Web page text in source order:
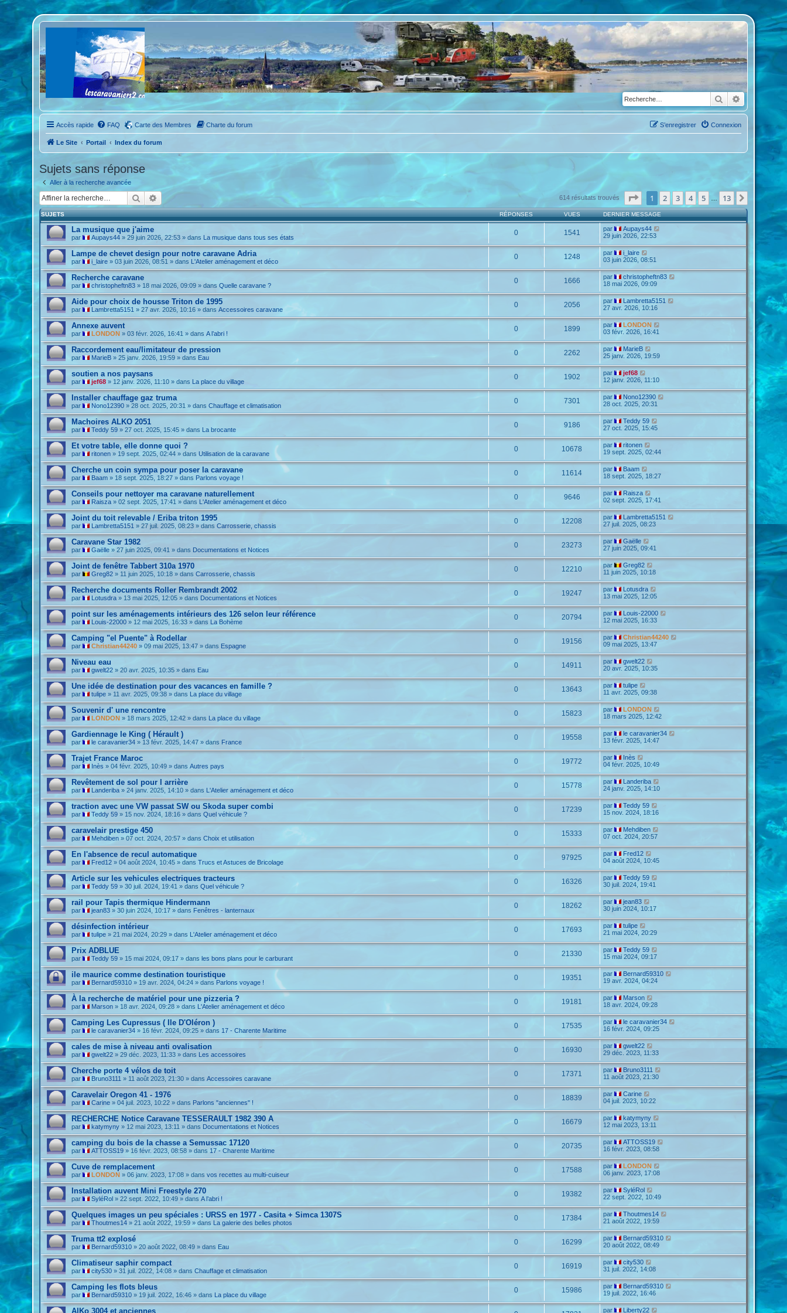
Rechercher
Accès rapide FAQ Carte des Membres Charte du forum Connexion
S’enregistrer
Le Site Portail Index du forum
Sujets sans réponse
Aller à la recherche avancée
RechercherRecherche avancée 614 résultats trouvés Page sur13
1 2 3 4 5 13 Suivante
SUJETS RÉPONSES VUES DERNIER MESSAGE
La musique que j'aime
par Aupays44 »29 juin 2026, 22:53 » dans La musique dans tous ses états
0 1541 par
Aupays44
29 juin 2026, 22:53
Lampe de chevet design pour notre caravane Adria
par i_laire »03 juin 2026, 08:51 » dans L'Atelier aménagement et déco
0 1248 par
i_laire
03 juin 2026, 08:51
Recherche caravane
par christopheftn83 » 18 mai 2026, 09:09 » dansQuelle caravane ?
0 1666 par
christopheftn83
18 mai 2026, 09:09
Aide pour choix de housse Triton de 1995
par Lambretta5151 »27 avr. 2026, 10:16 » dansAccessoires caravane
0 2056 par
Lambretta5151
27 avr. 2026, 10:16
Annexe auvent
par LONDON »03 févr. 2026, 16:41 » dansA l’abri !
0 1899 par
LONDON
03 févr. 2026, 16:41
Raccordement eau/limitateur de pression
par MarieB »25 janv. 2026, 19:59 » dans Eau
0 2262 par
MarieB
25 janv. 2026, 19:59
soutien a nos paysans
par jef68 » 12 janv. 2026, 11:10 » dans La place du village
0 1902 par
jef68
12 janv. 2026, 11:10
Installer chauffage gaz truma
par Nono12390 »28 oct. 2025, 20:31 » dansChauffage et climatisation
0 7301 par
Nono12390
28 oct. 2025, 20:31
Machoires ALKO 2051
par Teddy 59 »27 oct. 2025, 15:45 » dans La brocante
0 9186 par
Teddy 59
27 oct. 2025, 15:45
Et votre table, elle donne quoi ?
par ritonen » 19 sept. 2025, 02:44 » dansUtilisation de la caravane
0 10678 par
ritonen
19 sept. 2025, 02:44
Cherche un coin sympa pour poser la caravane
par Baam » 18 sept. 2025, 18:27 » dans Parlons voyage !
0 11614 par
Baam
18 sept. 2025, 18:27
Conseils pour nettoyer ma caravane naturellement
par Raisza »02 sept. 2025, 17:41 » dans L'Atelier aménagement et déco
0 9646 par
Raisza
02 sept. 2025, 17:41
Joint du toit relevable / Eriba triton 1995
par Lambretta5151 »27 juil. 2025, 08:23 » dansCarrosserie, chassis
0 12208 par
Lambretta5151
27 juil. 2025, 08:23
Caravane Star 1982
par Gaëlle »27 juin 2025, 09:41 » dans Documentations et Notices
0 23273 par
Gaëlle
27 juin 2025, 09:41
Joint de fenêtre Tabbert 310a 1970
par Greg82 » 11 juin 2025, 10:18 » dansCarrosserie, chassis
0 12210 par
Greg82
11 juin 2025, 10:18
Recherche documents Roller Rembrandt 2002
par Lotusdra » 13 mai 2025, 12:05 » dans Documentations et Notices
0 19247 par
Lotusdra
13 mai 2025, 12:05
point sur les aménagements intérieurs des 126 selon leur référence
par Louis-22000 » 12 mai 2025, 16:33 » dans La Bohème
0 20794 par
Louis-22000
12 mai 2025, 16:33
Camping "el Puente" à Rodellar
par Christian44240 »09 mai 2025, 13:47 » dans Espagne
0 19156 par
Christian44240
09 mai 2025, 13:47
Niveau eau
par gwelt22 »20 avr. 2025, 10:35 » dans Eau
0 14911 par
gwelt22
20 avr. 2025, 10:35
Une idée de destination pour des vacances en famille ?
par tulipe » 11 avr. 2025, 09:38 » dans La place du village
0 13643 par
tulipe
11 avr. 2025, 09:38
Souvenir d' une rencontre
par LONDON » 18 mars 2025, 12:42 » dans La place du village
0 15823 par
LONDON
18 mars 2025, 12:42
Gardiennage le King ( Hérault )
par le caravanier34 » 13 févr. 2025, 14:47 » dans France
0 19558 par
le caravanier34
13 févr. 2025, 14:47
Trajet France Maroc
par Inès »04 févr. 2025, 10:49 » dansAutres pays
0 19772 par
Inès
04 févr. 2025, 10:49
Revêtement de sol pour l arrière
par Landeriba »24 janv. 2025, 14:10 » dans L'Atelier aménagement et déco
0 15778 par
Landeriba
24 janv. 2025, 14:10
traction avec une VW passat SW ou Skoda super combi
par Teddy 59 » 15 nov. 2024, 18:16 » dansQuel véhicule ?
0 17239 par
Teddy 59
15 nov. 2024, 18:16
caravelair prestige 450
par Mehdiben »07 oct. 2024, 20:57 » dansChoix et utilisation
0 15333 par
Mehdiben
07 oct. 2024, 20:57
En l'absence de recul automatique
par Fred12 »04 août 2024, 10:45 » dansTrucs et Astuces de Bricolage
0 97925 par
Fred12
04 août 2024, 10:45
Article sur les vehicules electriques tracteurs
par Teddy 59 »30 juil. 2024, 19:41 » dansQuel véhicule ?
0 16326 par
Teddy 59
30 juil. 2024, 19:41
rail pour Tapis thermique Hindermann
par jean83 »30 juin 2024, 10:17 » dans Fenêtres - lanternaux
0 18262 par
jean83
30 juin 2024, 10:17
désinfection intérieur
par tulipe »21 mai 2024, 20:29 » dans L'Atelier aménagement et déco
0 17693 par
tulipe
21 mai 2024, 20:29
Prix ADBLUE
par Teddy 59 » 15 mai 2024, 09:17 » dansles bons plans pour le carburant
0 21330 par
Teddy 59
15 mai 2024, 09:17
ile maurice comme destination touristique
par Bernard59310 » 19 avr. 2024, 04:24 » dans Parlons voyage !
0 19351 par
Bernard59310
19 avr. 2024, 04:24
À la recherche de matériel pour une pizzeria ?
par Marson » 18 avr. 2024, 09:28 » dans L'Atelier aménagement et déco
0 19181 par
Marson
18 avr. 2024, 09:28
Camping Les Cupressus ( Ile D'Oléron )
par le caravanier34 » 16 févr. 2024, 09:25 » dans 17 - Charente Maritime
0 17535 par
le caravanier34
16 févr. 2024, 09:25
cales de mise à niveau anti ovalisation
par gwelt22 »29 déc. 2023, 11:33 » dans Les accessoires
0 16930 par
gwelt22
29 déc. 2023, 11:33
Cherche porte 4 vélos de toit
par Bruno3111 » 11 août 2023, 21:30 » dansAccessoires caravane
0 17371 par
Bruno3111
11 août 2023, 21:30
Caravelair Oregon 41 - 1976
par Carine »04 juil. 2023, 10:22 » dans Parlons "anciennes" !
0 18839 par
Carine
04 juil. 2023, 10:22
RECHERCHE Notice Caravane TESSERAULT 1982 390 A
par katymyny » 12 mai 2023, 13:11 » dans Documentations et Notices
0 16679 par
katymyny
12 mai 2023, 13:11
camping du bois de la chasse a Semussac 17120
par ATTOSS19 » 16 févr. 2023, 08:58 » dans 17 - Charente Maritime
0 20735 par
ATTOSS19
16 févr. 2023, 08:58
Cuve de remplacement
par LONDON »06 janv. 2023, 17:08 » dansvos recettes au multi-cuiseur
0 17588 par
LONDON
06 janv. 2023, 17:08
Installation auvent Mini Freestyle 270
par SyléRol »22 sept. 2022, 10:49 » dansA l’abri !
0 19382 par
SyléRol
22 sept. 2022, 10:49
Quelques images un peu spéciales : URSS en 1977 - Casita + Simca 1307S
par Thoutmes14 »21 août 2022, 19:59 » dans La galerie des belles photos
0 17384 par
Thoutmes14
21 août 2022, 19:59
Truma tt2 explosé
par Bernard59310 »20 août 2022, 08:49 » dans Eau
0 16299 par
Bernard59310
20 août 2022, 08:49
Climatiseur saphir compact
par city530 »31 juil. 2022, 14:08 » dansChauffage et climatisation
0 16919 par
city530
31 juil. 2022, 14:08
Camping les flots bleus
par Bernard59310 » 19 juil. 2022, 16:46 » dans La place du village
0 15986 par
Bernard59310
19 juil. 2022, 16:46
AlKo 3004 et anciennes par Liberty22